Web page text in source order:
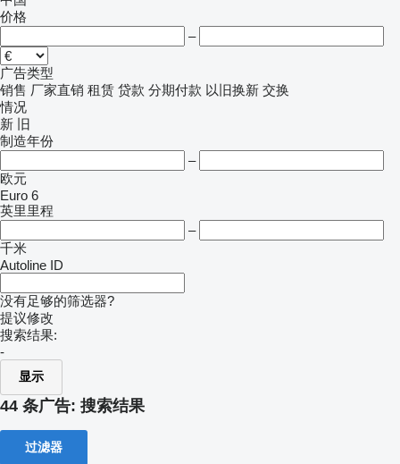
价格
–
广告类型
销售 厂家直销 租赁 贷款 分期付款 以旧换新 交换
情况
新 旧
制造年份
–
欧元
Euro 6
英里里程
–
千米
Autoline ID
没有足够的筛选器?
提议修改
搜索结果:
-
显示
44 条广告: 搜索结果
过滤器